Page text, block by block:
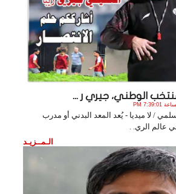
الوطني، جيري ر ...
/ لا ميديا - يُعد المعد البدني أو مدرب
عالم الري. .
الـمــزيـد